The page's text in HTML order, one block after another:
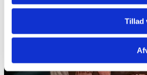
Tillad